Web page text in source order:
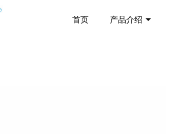
首页 产品介绍